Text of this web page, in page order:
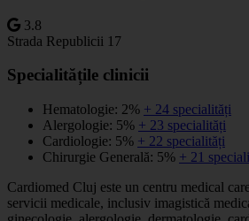
3.8
Strada Republicii 17
Specialitățile clinicii
Hematologie: 2% + 24 specialități
Alergologie: 5% + 23 specialități
Cardiologie: 5% + 22 specialități
Chirurgie Generală: 5% + 21
Cardiomed Cluj este un centru medical
servicii medicale, inclusiv imagistică